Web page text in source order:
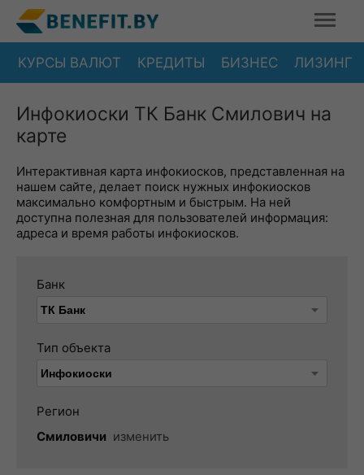
КУРСЫ ВАЛЮТ КРЕДИТЫ БИЗНЕС ЛИЗИНГ
Инфокиоски ТК Банк Смилович на
карте
Интерактивная карта инфокиосков, представленная на
нашем сайте, делает поиск нужных инфокиосков
максимально комфортным и быстрым. На ней
доступна полезная для пользователей информация:
адреса и время работы инфокиосков.
Банк
Тип объекта
Регион
Смиловичи изменить